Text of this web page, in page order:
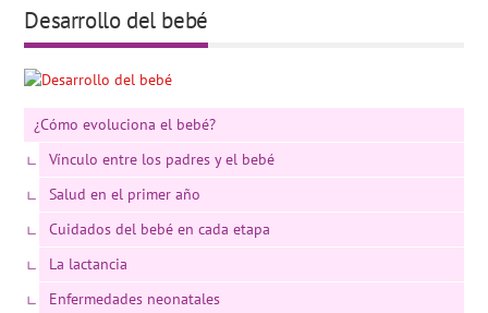
Desarrollo del bebé
¿Cómo evoluciona el bebé?
Vínculo entre los padres y el bebé
Salud en el primer año
Cuidados del bebé en cada etapa
La lactancia
Enfermedades neonatales